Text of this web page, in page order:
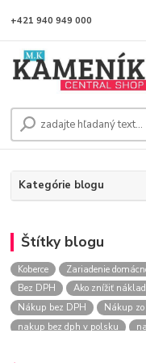
+421 940 949 000
Kategórie blogu
Štítky blogu
Koberce Zariadenie
Bez DPH
Ako znížiť
Nákup bez DPH
Nákup
nakup bez dph v polsku